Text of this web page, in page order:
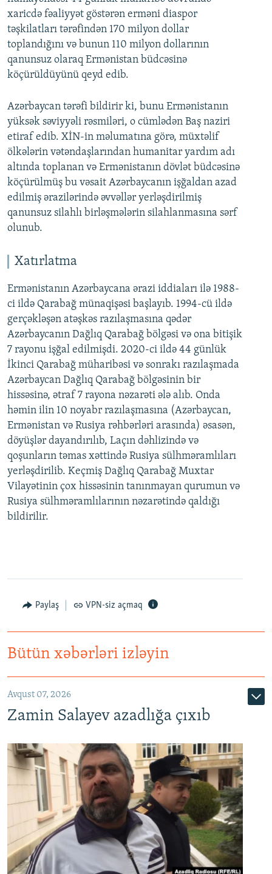
xaricdə fəaliyyət göstərən erməni diaspor
təşkilatları tərəfindən 170 milyon dollar
toplandığını və bunun 110 milyon dollarının
qanunsuz olaraq Ermənistan büdcəsinə
köçürüldüyünü qeyd edib.
Azərbaycan tərəfi bildirir ki, bunu Ermənistanın
yüksək səviyyəli rəsmiləri, o cümlədən Baş naziri
etiraf edib. XİN-in məlumatına görə, müxtəlif
ölkələrin vətəndaşlarından humanitar yardım adı
altında toplanan və Ermənistanın dövlət büdcəsinə
köçürülmüş bu vəsait Azərbaycanın işğaldan azad
edilmiş ərazilərində əvvəllər yerləşdirilmiş
qanunsuz silahlı birləşmələrin silahlanmasına sərf
olunub.
Xatırlatma
Ermənistanın Azərbaycana ərazi iddiaları ilə 1988-
ci ildə Qarabağ münaqişəsi başlayıb. 1994-cü ildə
gerçəkləşən atəşkəs razılaşmasına qədər
Azərbaycanın Dağlıq Qarabağ bölgəsi və ona bitişik
7 rayonu işğal edilmişdi. 2020-ci ildə 44 günlük
İkinci Qarabağ müharibəsi və sonrakı razılaşmada
Azərbaycan Dağlıq Qarabağ bölgəsinin bir
hissəsinə, ətraf 7 rayona nəzarəti ələ alıb. Onda
həmin ilin 10 noyabr razılaşmasına (Azərbaycan,
Ermənistan və Rusiya rəhbərləri arasında) əsasən,
döyüşlər dayandırılıb, Laçın dəhlizində və
qoşunların təmas xəttində Rusiya sülhməramlıları
yerləşdirilib. Keçmiş Dağlıq Qarabağ Muxtar
Vilayətinin çox hissəsinin tanınmayan qurumun və
Rusiya sülhməramlılarının nəzarətində qaldığı
bildirilir.
Paylaş VPN-siz açmaq
Bütün xəbərləri izləyin
Avqust 07, 2026
Zamin Salayev azadlığa çıxıb